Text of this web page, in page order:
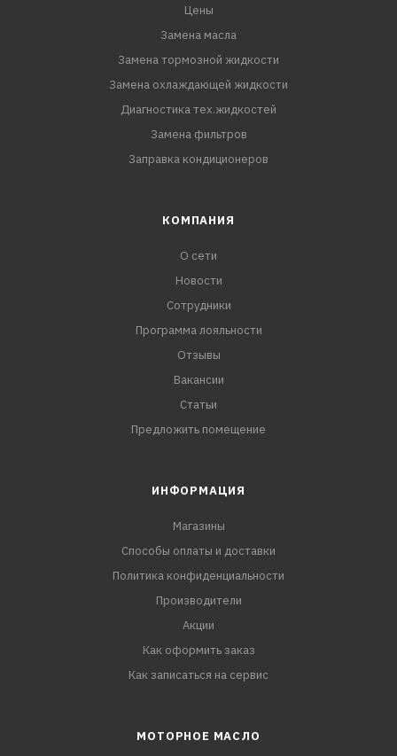
Цены
Замена масла
Замена тормозной жидкости
Замена охлаждающей жидкости
Диагностика тех.жидкостей
Замена фильтров
Заправка кондиционеров
КОМПАНИЯ
О сети
Новости
Сотрудники
Программа лояльности
Отзывы
Вакансии
Статьи
Предложить помещение
ИНФОРМАЦИЯ
Магазины
Способы оплаты и доставки
Политика конфиденциальности
Производители
Акции
Как оформить заказ
Как записаться на сервис
МОТОРНОЕ МАСЛО